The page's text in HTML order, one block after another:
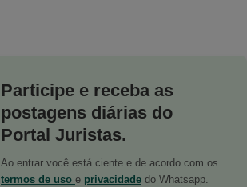
Participe e receba as
postagens diárias do
Portal Juristas.
Ao entrar você está ciente e de acordo com os
termos de uso e privacidade do Whatsapp.